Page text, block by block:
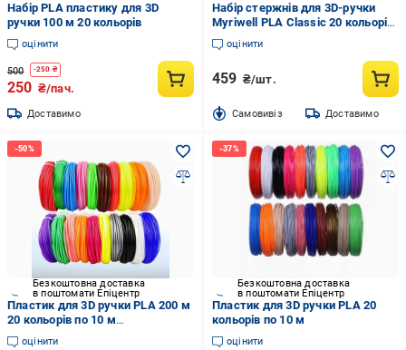
Набір PLA пластику для 3D
ручки 100 м 20 кольорів
оцінити
500 -250 ₴
250 ₴/пач.
Доставимо
Набір стержнів для 3D-ручки
Myriwell PLA Classic 20 кольорів
по 5 м
оцінити
459 ₴/шт.
Cамовивіз Доставимо
Безкоштовна доставка
в поштомати Епіцентр
Пластик для 3D ручки PLA 200 м
20 кольорів по 10 м
Різнокольоровий (0067474)
оцінити
Безкоштовна доставка
в поштомати Епіцентр
Пластик для 3D ручки PLA 20
кольорів по 10 м
оцінити